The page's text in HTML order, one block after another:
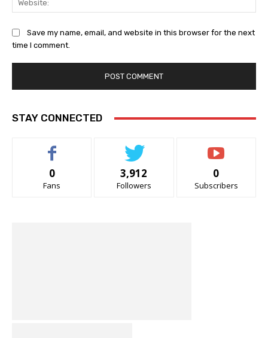
Save my name, email, and website in this browser for the next
time I comment.
STAY CONNECTED
0
Fans
3,912
Followers
0
Subscribers